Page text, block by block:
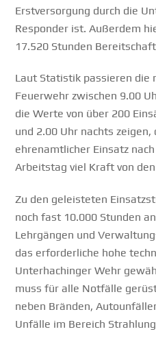
Erstversorgung durch die
Responder ist. Außerdem
17.520 Stunden
Laut Statistik passieren die
Feuerwehr zwischen 9.00
die Werte von über 200
und 2.00 Uhr nachts zeigen,
ehrenamtlicher Einsatz
Arbeitstag viel Kraft von
Zu den geleisteten
noch fast 10.000 Stunden
Lehrgängen und
das erforderliche hohe
Unterhachinger Wehr
muss für alle Notfälle
neben Bränden,
Unfälle im Bereich